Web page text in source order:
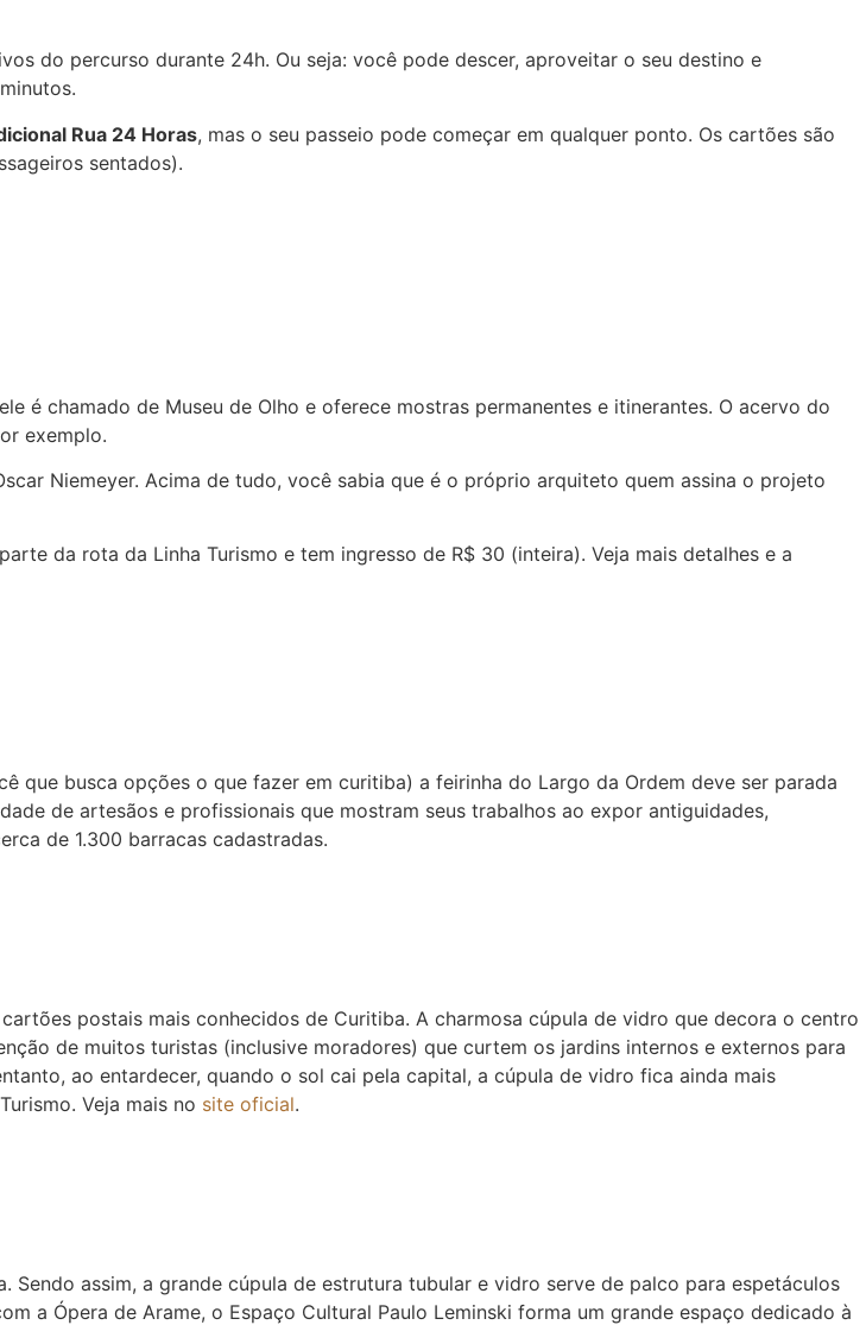
do percurso durante 24h. Ou seja: você pode descer, aproveitar o seu destino e
Rua 24 Horas, mas o seu passeio pode começar em qualquer ponto. Os cartões são
sentados).
é chamado de Museu de Olho e oferece mostras permanentes e itinerantes. O acervo do
exemplo.
Niemeyer. Acima de tudo, você sabia que é o próprio arquiteto quem assina o projeto
da rota da Linha Turismo e tem ingresso de R$ 30 (inteira). Veja mais detalhes e a
que busca opções o que fazer em curitiba) a feirinha do Largo da Ordem deve ser parada
de artesãos e profissionais que mostram seus trabalhos ao expor antiguidades,
de 1.300 barracas cadastradas.
postais mais conhecidos de Curitiba. A charmosa cúpula de vidro que decora o centro
de muitos turistas (inclusive moradores) que curtem os jardins internos e externos para
ao entardecer, quando o sol cai pela capital, a cúpula de vidro fica ainda mais
Veja mais no site oficial.
Sendo assim, a grande cúpula de estrutura tubular e vidro serve de palco para espetáculos
a Ópera de Arame, o Espaço Cultural Paulo Leminski forma um grande espaço dedicado à